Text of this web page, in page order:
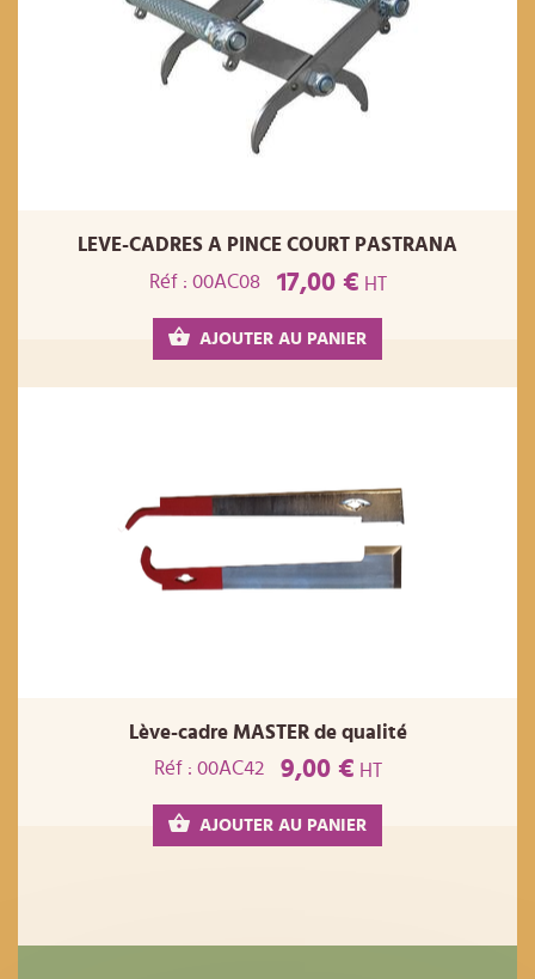
LEVE-CADRES A PINCE COURT PASTRANA
Réf : 00AC08
17,00 € HT
AJOUTER AU PANIER
Lève-cadre MASTER de qualité
Réf : 00AC42
9,00 € HT
AJOUTER AU PANIER